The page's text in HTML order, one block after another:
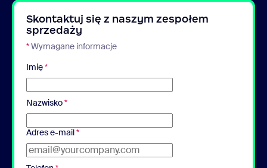
Skontaktuj się z naszym zespołem
sprzedaży
*Wymagane informacje
Imię*
Nazwisko*
Adres e-mail*